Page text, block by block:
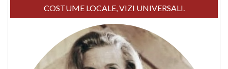
COSTUME LOCALE, VIZI UNIVERSALI.